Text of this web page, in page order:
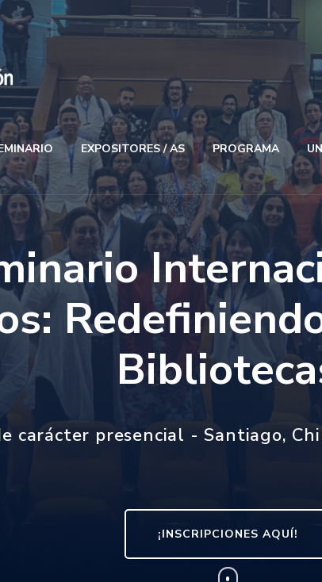
EXPOSITORES / AS PROGRAMA
carácter presencial - Santiago,
¡INSCRIPCIONES AQUÍ!